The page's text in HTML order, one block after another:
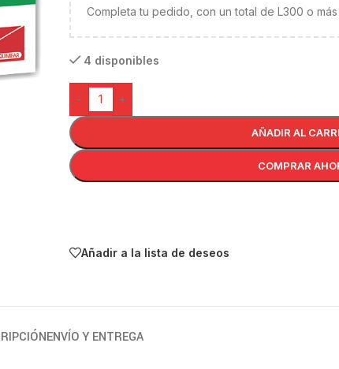
Completa tu pedido, con un total de L300 o más
4 disponibles
- +
AÑADIR AL
COMPRAR
Añadir a la lista de deseos
ENVÍO Y ENTREGA